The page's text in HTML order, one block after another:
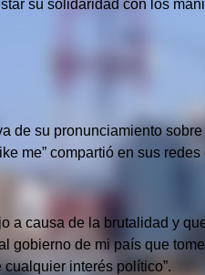
su solidaridad con los
de su pronunciamiento
me” compartió en sus
a causa de la brutalidad y
gobierno de mi país que
interés político”.